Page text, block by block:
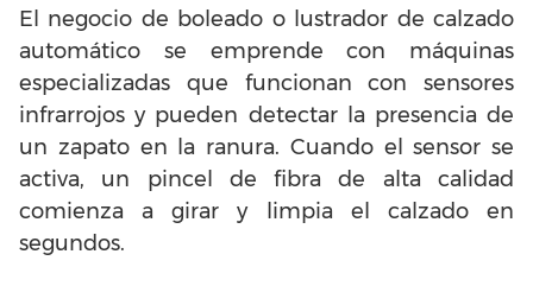
El negocio de boleado o lustrador de calzado
automático se emprende con máquinas
especializadas que funcionan con sensores
infrarrojos y pueden detectar la presencia de
un zapato en la ranura. Cuando el sensor se
activa, un pincel de fibra de alta calidad
comienza a girar y limpia el calzado en
segundos.